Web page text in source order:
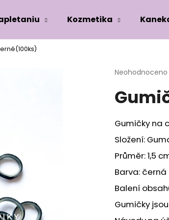
Kozmetika
Průměrné
produktu
je
z
5
hvězdiček.
Neohodnoceno
Gumičky na
Složení:
Průměr: 1,5
Barva: černá
Balení
Gumičky
Co potřebujete najít?
HLEDAT